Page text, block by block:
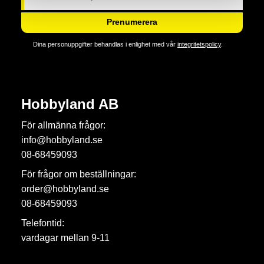
Prenumerera
Dina personuppgifter behandlas i enlighet med vår integritetspolicy.
Hobbyland AB
För allmänna frågor:
info@hobbyland.se
08-68459093
För frågor om beställningar:
order@hobbyland.se
08-68459093
Telefontid:
vardagar mellan 9-11